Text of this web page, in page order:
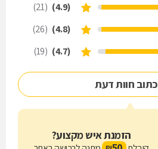
(4.9)
(21)
(4.8)
(26)
(4.7)
(19)
כתוב חוות דעת
הזמנת איש מקצוע?